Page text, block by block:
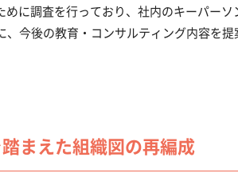
に調査を行っており、社内のキーパーソ
今後の教育・コンサルティング内容を提
まえた組織図の再編成